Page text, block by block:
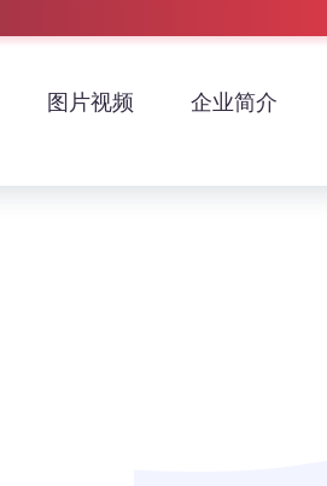
图片视频 企业简介